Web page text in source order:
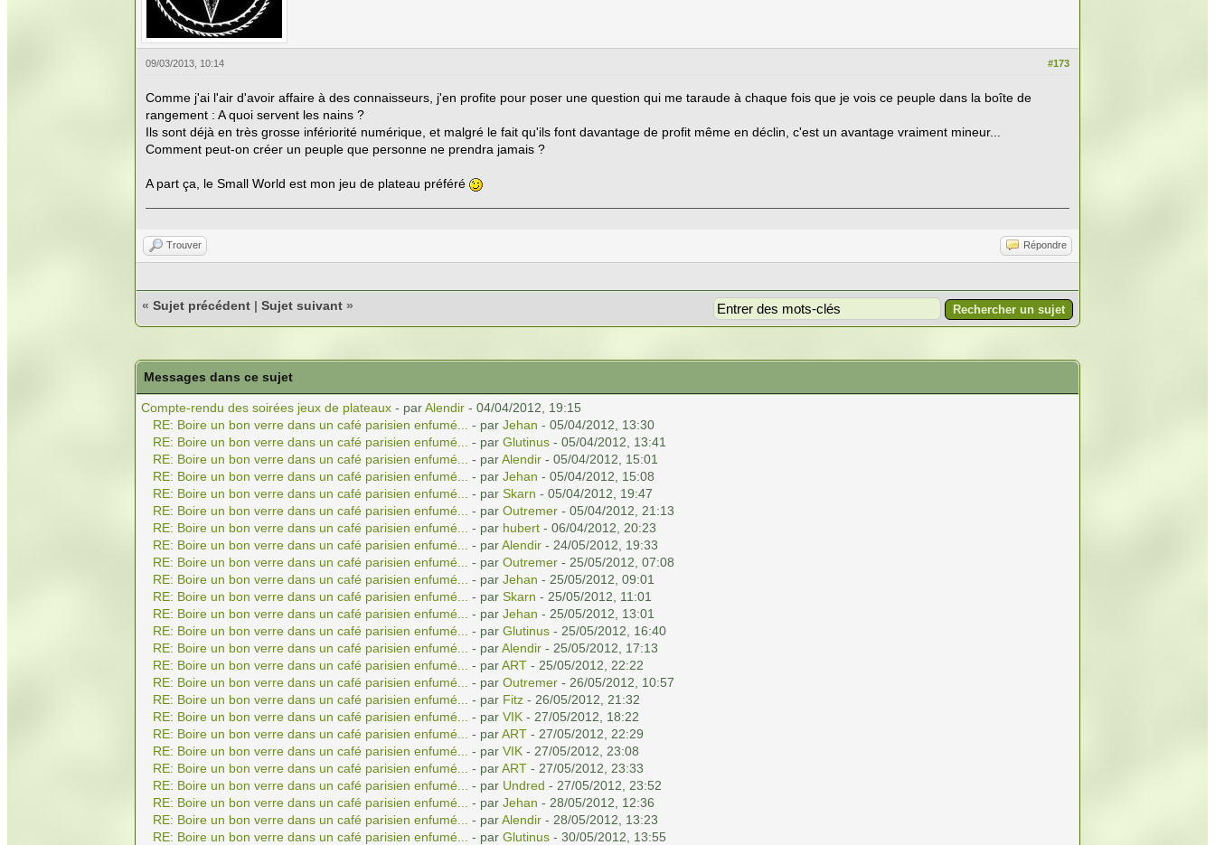
#173
09/03/2013, 10:14
Comme j'ai l'air d'avoir affaire à des connaisseurs, j'en profite pour poser une question qui me taraude à chaque fois que je vois ce peuple dans la boîte de
rangement : A quoi servent les nains ?
Ils sont déjà en très grosse infériorité numérique, et malgré le fait qu'ils font davantage de profit même en déclin, c'est un avantage vraiment mineur...
Comment peut-on créer un peuple que personne ne prendra jamais ?
A part ça, le Small World est mon jeu de plateau préféré
Trouver Répondre
« Sujet précédent| Sujet suivant»
Messages dans ce sujet
Compte-rendu des soirées jeux de plateaux - parAlendir- 04/04/2012, 19:15
RE: Boire un bon verre dans un café parisien enfumé...
- par Jehan - 05/04/2012, 13:30
RE: Boire un bon verre dans un café parisien enfumé...
- par Glutinus- 05/04/2012, 13:41
RE: Boire un bon verre dans un café parisien enfumé...
- parAlendir- 05/04/2012, 15:01
RE: Boire un bon verre dans un café parisien enfumé...
- par Jehan - 05/04/2012, 15:08
RE: Boire un bon verre dans un café parisien enfumé...
- par Skarn - 05/04/2012, 19:47
RE: Boire un bon verre dans un café parisien enfumé...
- par Outremer- 05/04/2012, 21:13
RE: Boire un bon verre dans un café parisien enfumé...
- par hubert- 06/04/2012, 20:23
RE: Boire un bon verre dans un café parisien enfumé...
- parAlendir- 24/05/2012, 19:33
RE: Boire un bon verre dans un café parisien enfumé...
- par Outremer- 25/05/2012, 07:08
RE: Boire un bon verre dans un café parisien enfumé...
- par Jehan - 25/05/2012, 09:01
RE: Boire un bon verre dans un café parisien enfumé...
- par Skarn - 25/05/2012, 11:01
RE: Boire un bon verre dans un café parisien enfumé...
- par Jehan - 25/05/2012, 13:01
RE: Boire un bon verre dans un café parisien enfumé...
- par Glutinus- 25/05/2012, 16:40
RE: Boire un bon verre dans un café parisien enfumé...
- parAlendir- 25/05/2012, 17:13
RE: Boire un bon verre dans un café parisien enfumé...
- parART- 25/05/2012, 22:22
RE: Boire un bon verre dans un café parisien enfumé...
- par Outremer- 26/05/2012, 10:57
RE: Boire un bon verre dans un café parisien enfumé...
- par Fitz- 26/05/2012, 21:32
RE: Boire un bon verre dans un café parisien enfumé...
- par VIK- 27/05/2012, 18:22
RE: Boire un bon verre dans un café parisien enfumé...
- parART- 27/05/2012, 22:29
RE: Boire un bon verre dans un café parisien enfumé...
- par VIK- 27/05/2012, 23:08
RE: Boire un bon verre dans un café parisien enfumé...
- parART- 27/05/2012, 23:33
RE: Boire un bon verre dans un café parisien enfumé...
- par Undred - 27/05/2012, 23:52
RE: Boire un bon verre dans un café parisien enfumé...
- par Jehan - 28/05/2012, 12:36
RE: Boire un bon verre dans un café parisien enfumé...
- parAlendir- 28/05/2012, 13:23
RE: Boire un bon verre dans un café parisien enfumé...
- par Glutinus- 30/05/2012, 13:55